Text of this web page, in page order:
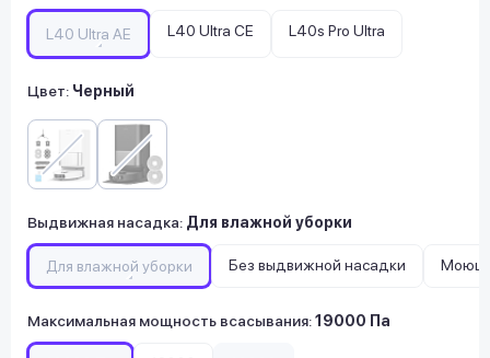
L40 Ultra AE L40 Ultra CE L40s Pro Ultra
Цвет: Черный
Выдвижная насадка: Для влажной уборки
Для влажной уборки Без выдвижной насадки
Максимальная мощность всасывания:19000 Па